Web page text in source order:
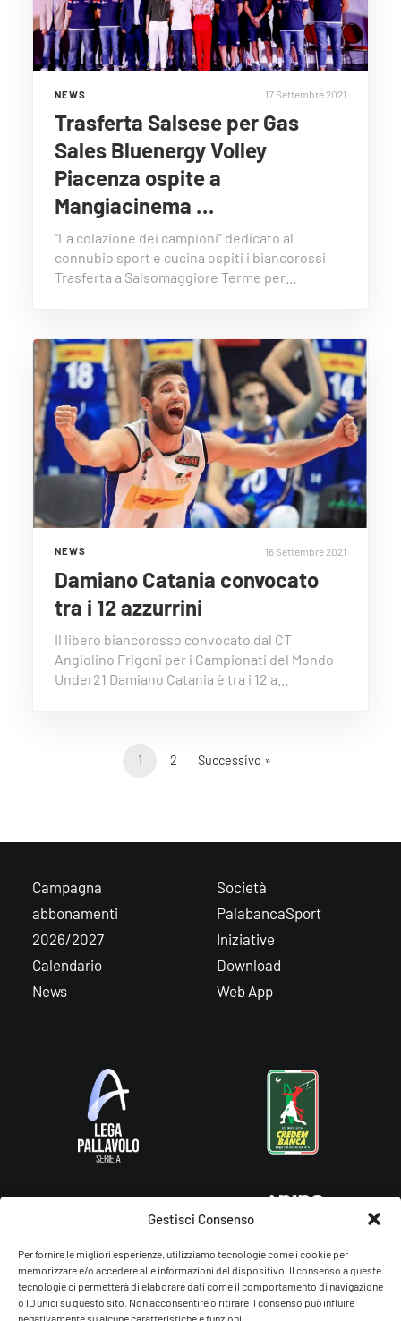
Gestisci Consenso
Per fornire le migliori esperienze, utilizziamo tecnologie come i cookie per
memorizzare e/o accedere alle informazioni del dispositivo. Il consenso a queste
tecnologie ci permetterà di elaborare dati come il comportamento di navigazione
o ID unici su questo sito. Non acconsentire o ritirare il consenso può influire
negativamente su alcune caratteristiche e funzioni.
NEWS 17 Settembre 2021
Trasferta Salsese per Gas
Sales Bluenergy Volley
Piacenza ospite a
Mangiacinema …
“La colazione dei campioni” dedicato al
connubio sport e cucina ospiti i biancorossi
Trasferta a Salsomaggiore Terme per…
NEWS 16 Settembre 2021
Damiano Catania convocato
tra i 12 azzurrini
Il libero biancorosso convocato dal CT
Angiolino Frigoni per i Campionati del Mondo
Under21 Damiano Catania è tra i 12 a…
1 2 Successivo »
Campagna
abbonamenti
2026/2027
Calendario
News
Società
PalabancaSport
Iniziative
Download
Web App